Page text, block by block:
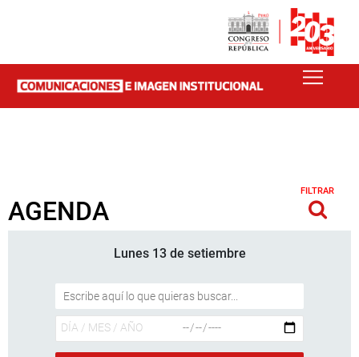
AGENDA
FILTRAR
Lunes 13 de setiembre